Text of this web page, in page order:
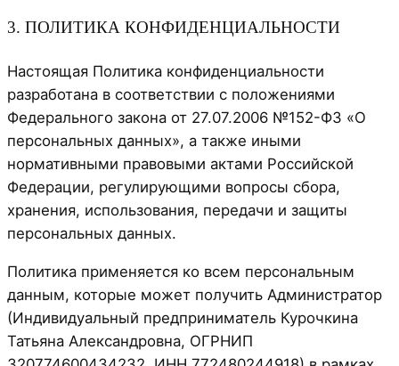
3. ПОЛИТИКА КОНФИДЕНЦИАЛЬНОСТИ
Настоящая Политика конфиденциальности
разработана в соответствии с положениями
Федерального закона от 27.07.2006 №152-ФЗ «О
персональных данных», а также иными
нормативными правовыми актами Российской
Федерации, регулирующими вопросы сбора,
хранения, использования, передачи и защиты
персональных данных.
Политика применяется ко всем персональным
данным, которые может получить Администратор
(Индивидуальный предприниматель Курочкина
Татьяна Александровна, ОГРНИП